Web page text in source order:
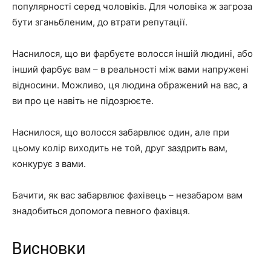
популярності серед чоловіків. Для чоловіка ж загроза
бути зганьбленим, до втрати репутації.
Наснилося, що ви фарбуєте волосся іншій людині, або
інший фарбує вам – в реальності між вами напружені
відносини. Можливо, ця людина ображений на вас, а
ви про це навіть не підозрюєте.
Наснилося, що волосся забарвлює один, але при
цьому колір виходить не той, друг заздрить вам,
конкурує з вами.
Бачити, як вас забарвлює фахівець – незабаром вам
знадобиться допомога певного фахівця.
Висновки